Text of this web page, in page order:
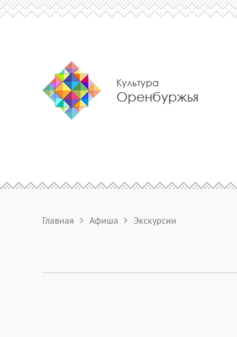
Культура
Оренбуржья
Главная Афиша Экскурсии